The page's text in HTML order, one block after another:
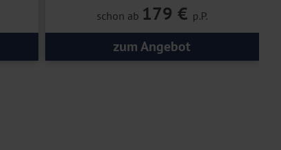
schon ab 179 € p.P.
zum Angebot